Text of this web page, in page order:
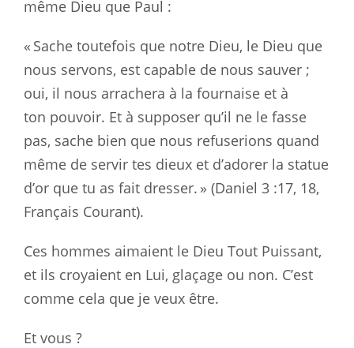
même Dieu que Paul :
« Sache toutefois que notre Dieu, le Dieu que
nous servons, est capable de nous sauver ;
oui, il nous arrachera à la fournaise et à
ton pouvoir. Et à supposer qu’il ne le fasse
pas, sache bien que nous refuserions quand
même de servir tes dieux et d’adorer la statue
d’or que tu as fait dresser. » (Daniel 3 :17, 18,
Français Courant).
Ces hommes aimaient le Dieu Tout Puissant,
et ils croyaient en Lui, glaçage ou non. C’est
comme cela que je veux être.
Et vous ?